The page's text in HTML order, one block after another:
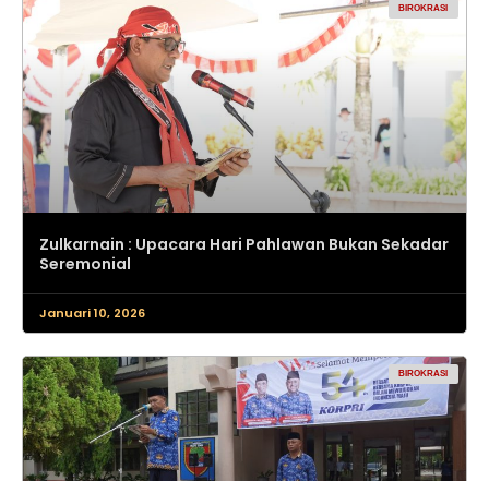
BIROKRASI
Zulkarnain : Upacara Hari Pahlawan Bukan Sekadar
Seremonial
Januari 10, 2026
BIROKRASI